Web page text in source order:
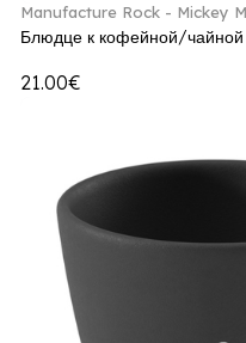
Manufacture Rock - Mickey
Блюдце к кофейной/
21.00€